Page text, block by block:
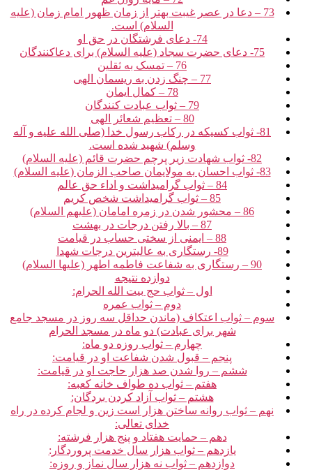
73 – دعا در عصر غیبت بهتر از زمان ظهور امام زمان (علیه
السلام) است.
74- دعای فرشتگان در حق او
75- دعای حضرت سجاد (علیه السلام) برای دعاکنندگان‏
76 – تمسک به ثقلین‏
77 – چنگ زدن به ریسمان الهی‏
78 – کمال ایمان‏
79 – ثواب عبادت کنندگان‏
80 – تعظیم شعائر الهی‏
81- ثواب کسی‏که در رکاب رسول خدا (صلی الله علیه و آله
وسلم) شهید شده است.
82- ثواب شهادت زیر پرچم حضرت قائم (علیه السلام)
83- ثواب احسان به مولایمان صاحب الزمان (علیه السلام)
84 – ثواب گرامیداشت و اداء حق عالم‏
85 – ثواب گرامیداشت شخص کریم‏
86 – محشور شدن در زمره امامان (علیهم السلام)
87 – بالا رفتن درجات در بهشت‏
88 – ایمنی از سختی حساب در قیامت‏
89- رستگاری به عالی‏ترین درجات شهدا
90 – رستگاری به شفاعت فاطمه اطهر (علیها السلام)
دوازده نتیجه‏
اول – ثواب حج بیت الله الحرام:
دوم – ثواب عمره‏
سوم – ثواب اعتکاف (ماندن حداقل سه روز در مسجد جامع
شهر برای عبادت) دو ماه در مسجد الحرام‏
چهارم – ثواب روزه دو ماه:
پنجم – قبول شدن شفاعت او در قیامت:
ششم – روا شدن صد هزار حاجت او در قیامت:
هفتم – ثواب ده طواف خانه کعبه:
هشتم – ثواب آزاد کردن بردگان:
نهم – ثواب روانه ساختن هزار است زین و لجام کرده در راه
خدای تعالی:
دهم – حمایت هفتاد و پنج هزار فرشته:
یازدهم – ثواب هزار سال خدمت پروردگار:
دوازدهم – ثواب نه هزار سال نماز و روزه: